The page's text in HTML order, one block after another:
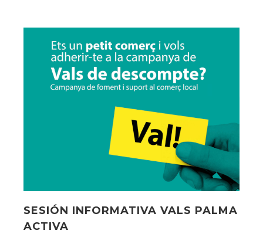
SESIÓN INFORMATIVA VALS PALMA
ACTIVA